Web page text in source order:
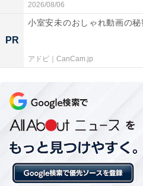
2026/08/06
PR
小室安未のおしゃれ動画の秘
アドビ｜CanCam.jp